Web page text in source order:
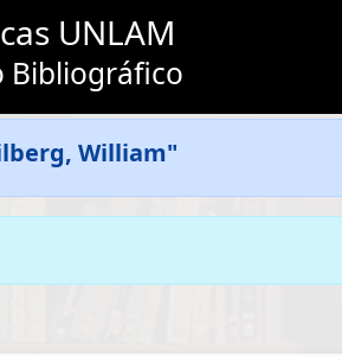
UNLAM
Bibliográfico
William"